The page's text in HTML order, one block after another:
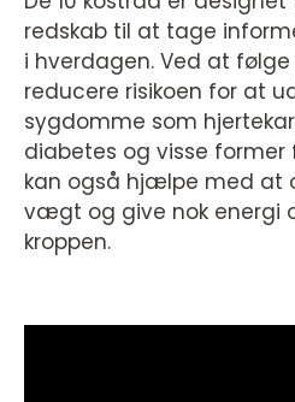
redskab til at tage
i hverdagen. Ved at
reducere risikoen for at
sygdomme som
diabetes og visse
kan også hjælpe med at
vægt og give nok energi
kroppen.